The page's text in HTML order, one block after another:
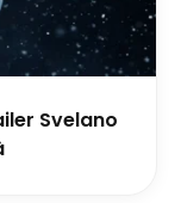
Svelano